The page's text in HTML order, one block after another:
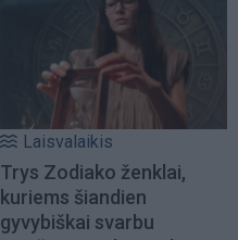
Laisvalaikis
Trys Zodiako ženklai,
kuriems šiandien
gyvybiškai svarbu